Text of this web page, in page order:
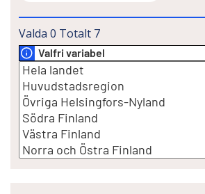
Valda 0 Totalt 7
Valfri variabel